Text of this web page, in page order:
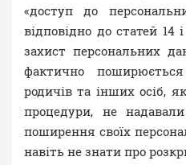
«доступ до
відповідно до статей 14
захист персональних
фактично
родичів та інших осіб,
процедури, не
поширення своїх
навіть не знати про